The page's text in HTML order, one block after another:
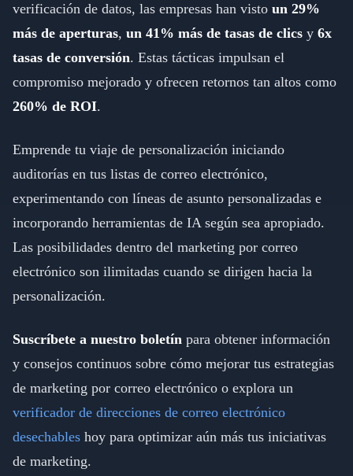
verificación de datos, las empresas han visto un 29%
más de aperturas, un 41% más de tasas de clics y 6x
tasas de conversión. Estas tácticas impulsan el
compromiso mejorado y ofrecen retornos tan altos como
260% de ROI.
Emprende tu viaje de personalización iniciando
auditorías en tus listas de correo electrónico,
experimentando con líneas de asunto personalizadas e
incorporando herramientas de IA según sea apropiado.
Las posibilidades dentro del marketing por correo
electrónico son ilimitadas cuando se dirigen hacia la
personalización.
Suscríbete a nuestro boletín para obtener información
y consejos continuos sobre cómo mejorar tus estrategias
de marketing por correo electrónico o explora un
verificador de direcciones de correo electrónico
desechables hoy para optimizar aún más tus iniciativas
de marketing.